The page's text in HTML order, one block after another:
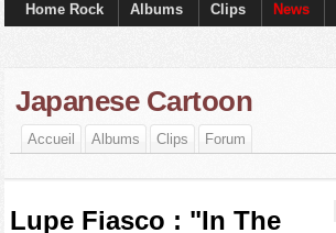
Home Rock Albums Clips News
Japanese Cartoon
Accueil Albums Clips Forum
Lupe Fiasco : "In The